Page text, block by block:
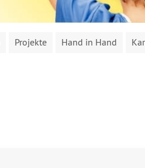
Projekte Hand in Hand